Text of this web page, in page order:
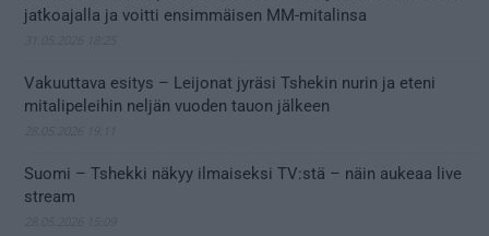
jatkoajalla ja voitti ensimmäisen MM-mitalinsa
Vakuuttava esitys – Leijonat jyräsi Tshekin nurin ja eteni
mitalipeleihin neljän vuoden tauon jälkeen
Suomi – Tshekki näkyy ilmaiseksi TV:stä – näin aukeaa live
stream